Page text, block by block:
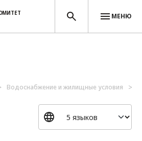
МЕНЮ
Водоснабжение и жилищные условия